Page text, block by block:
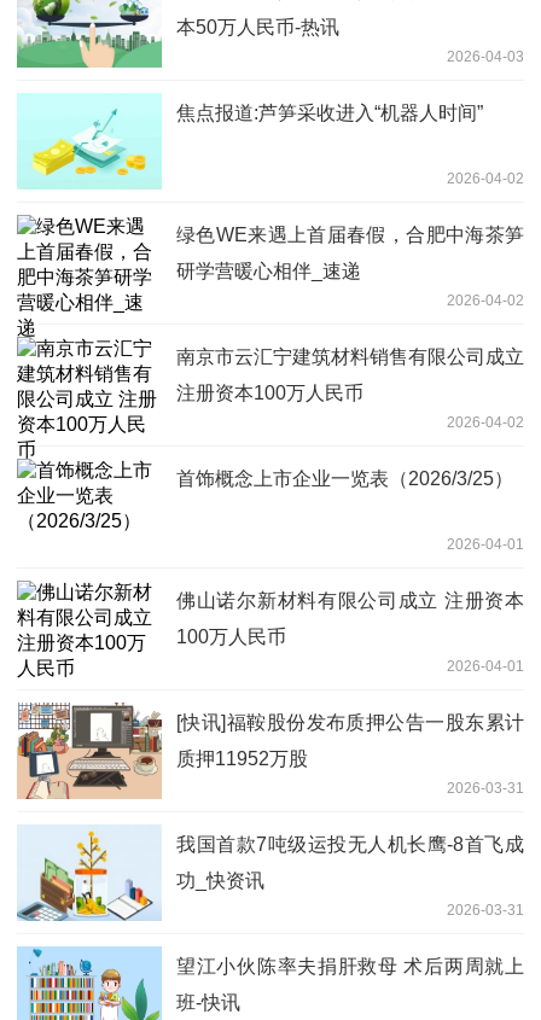
本50万人民币-热讯
2026-04-03
焦点报道:芦笋采收进入“机器人时间”
2026-04-02
绿色WE来遇上首届春假，合肥中海茶笋
研学营暖心相伴_速递
2026-04-02
南京市云汇宁建筑材料销售有限公司成立
注册资本100万人民币
2026-04-02
首饰概念上市企业一览表（2026/3/25）
2026-04-01
佛山诺尔新材料有限公司成立 注册资本
100万人民币
2026-04-01
[快讯]福鞍股份发布质押公告一股东累计
质押11952万股
2026-03-31
我国首款7吨级运投无人机长鹰-8首飞成
功_快资讯
2026-03-31
望江小伙陈率夫捐肝救母 术后两周就上
班-快讯